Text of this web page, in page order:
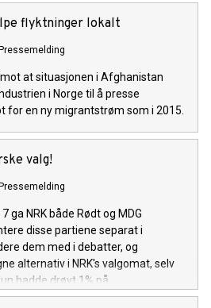
flyktninger lokalt
at situasjonen i Afghanistan
i Norge til å presse
for en ny migrantstrøm som i 2015.
valg!
ga NRK både Rødt og MDG
disse partiene separat i
dem med i debatter, og
alternativ i NRK's valgomat, selv
hadde drøyt 1% på